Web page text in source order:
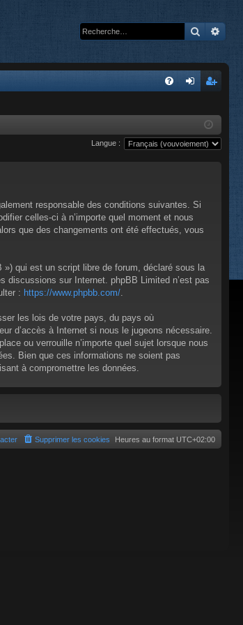
xi
nr
eg
Langue :
responsable des conditions suivantes. Si
celles-ci à n’importe quel moment et nous
que des changements ont été effectués, vous
qui est un script libre de forum, déclaré sous la
discussions sur Internet. phpBB Limited n’est pas
: https://www.phpbb.com/.
les lois de votre pays, du pays où
d’accès à Internet si nous le jugeons nécessaire.
ou verrouille n’importe quel sujet lorsque nous
Bien que ces informations ne soient pas
à compromettre les données.
Heures au format UTC+02:00
Supprimer les cookies